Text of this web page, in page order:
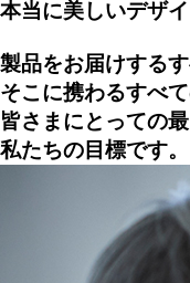
本当に美しいデザ
製品をお届けするす
そこに携わるすべ
皆さまにとっての
私たちの目標です。